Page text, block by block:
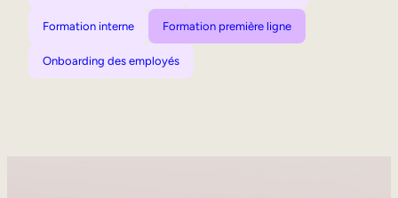
Formation interne Formation première ligne
Onboarding des employés